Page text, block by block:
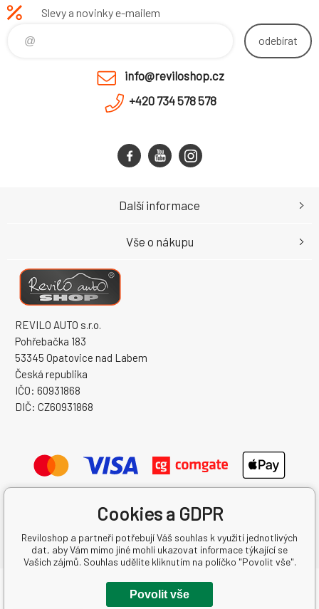
Slevy a novinky e-mailem
odebírat
info@reviloshop.cz
+420 734 578 578
REVILO AUTO s.r.o.
Pohřebačka 183
53345 Opatovice nad Labem
Česká republika
IČO: 60931868
DIČ: CZ60931868
Další informace
Vše o nákupu
Copyright © 2026 REVILO AUTO s.r.o.
Cookies a GDPR
Reviloshop a partneři potřebují Váš souhlas k využití jednotlivých
dat, aby Vám mimo jiné mohli ukazovat informace týkající se
Vašich zájmů. Souhlas udělíte kliknutím na políčko "Povolit vše".
Povolit vše